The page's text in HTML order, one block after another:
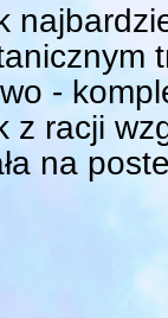
-
z racji
na